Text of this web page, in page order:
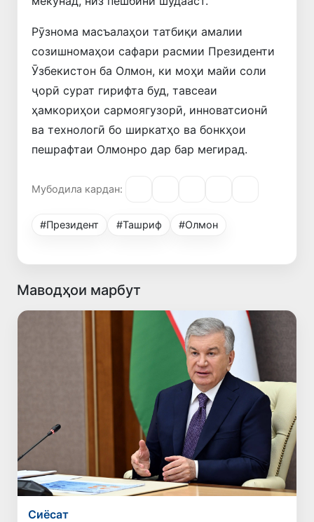
Рӯзнома масъалаҳои татбиқи амалии
созишномаҳои сафари расмии Президенти
Ӯзбекистон ба Олмон, ки моҳи майи соли
ҷорӣ сурат гирифта буд, тавсеаи
ҳамкориҳои сармоягузорӣ, инноватсионӣ
ва технологӣ бо ширкатҳо ва бонкҳои
пешрафтаи Олмонро дар бар мегирад.
Мубодила кардан:
#Президент #Ташриф #Олмон
Маводҳои марбут
Сиёсат